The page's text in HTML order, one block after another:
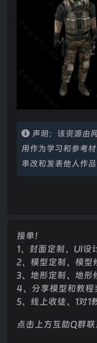
声明：该资源由
用作为学习和参考
串改和发表他人作品
接单！
1、封面定制、UI设
2、模型定制、模型
3、地形定制、地形
4、分享模型和教程
5、线上收徒、1对1
点击上方互助Q群联